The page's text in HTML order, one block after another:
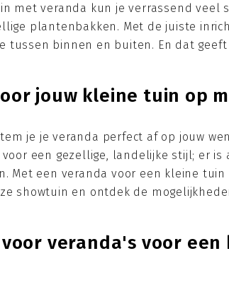
met veranda kun je verrassend veel
plantenbakken. Met de juiste
tussen binnen en buiten. En dat
jouw kleine tuin op
je je veranda perfect af op jouw
een gezellige, landelijke stijl; er
Met een veranda voor een kleine
showtuin en ontdek de
veranda's voor een